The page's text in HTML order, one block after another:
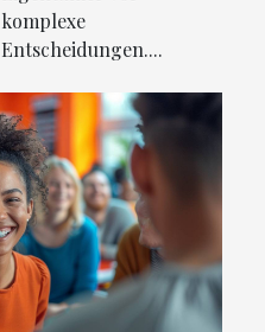
komplexe
Entscheidungen....